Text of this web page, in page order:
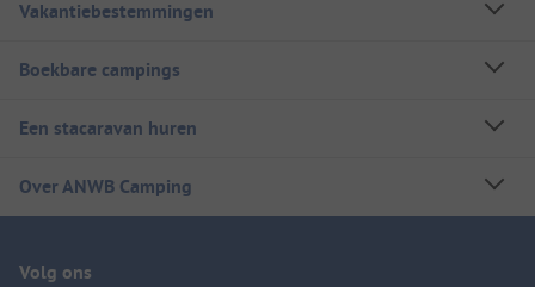
Vakantiebestemmingen
Boekbare campings
Een stacaravan huren
Over ANWB Camping
Volg ons